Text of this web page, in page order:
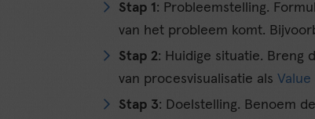
Stap 1 : Probleemstelling.
van het probleem komt.
Stap 2: Huidige situatie. Breng
van procesvisualisatie als Value
Stap 3: Doelstelling. Benoem